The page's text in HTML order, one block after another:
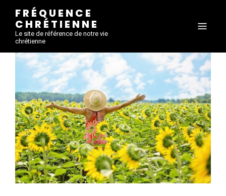
FRÉQUENCE
CHRÉTIENNE
Le site de référence de notre vie
chrétienne